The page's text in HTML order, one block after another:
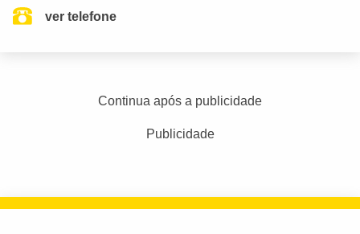
ver telefone
Continua após a publicidade
Publicidade